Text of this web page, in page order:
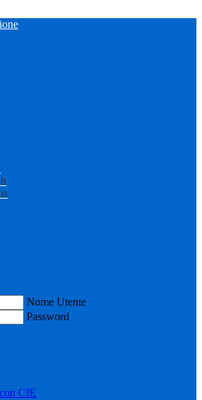
Nome Utente
Password
CIE